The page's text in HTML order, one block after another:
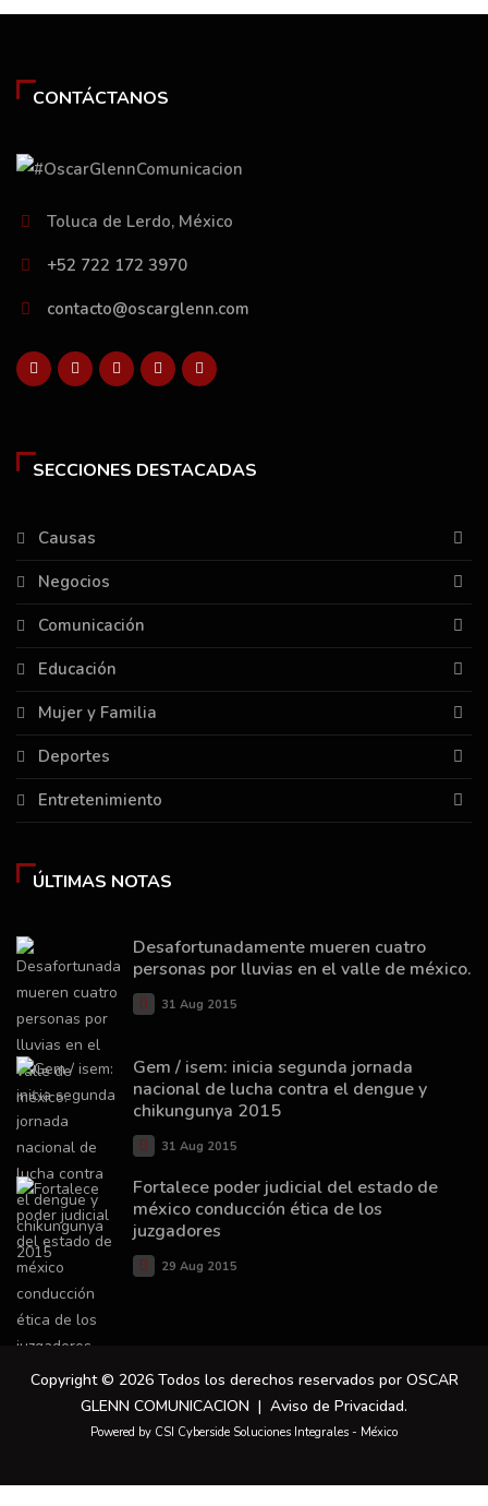
CONTÁCTANOS
Toluca de Lerdo, México
+52 722 172 3970
contacto@oscarglenn.com
SECCIONES DESTACADAS
Causas
Negocios
Comunicación
Educación
Mujer y Familia
Deportes
Entretenimiento
ÚLTIMAS NOTAS
Desafortunadamente mueren cuatro
personas por lluvias en el valle de méxico.
31 Aug 2015
Gem / isem: inicia segunda jornada
nacional de lucha contra el dengue y
chikungunya 2015
31 Aug 2015
Fortalece poder judicial del estado de
méxico conducción ética de los
juzgadores
29 Aug 2015
Copyright © 2026 Todos los derechos reservados por OSCAR
GLENN COMUNICACION | Aviso de Privacidad.
Powered by CSI Cyberside Soluciones Integrales - México